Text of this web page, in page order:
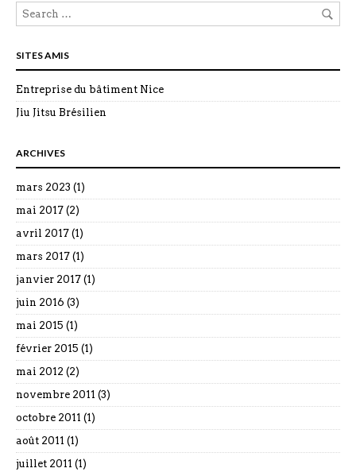
SITES AMIS
Entreprise du bâtiment Nice
Jiu Jitsu Brésilien
ARCHIVES
mars 2023 (1)
mai 2017 (2)
avril 2017 (1)
mars 2017 (1)
janvier 2017 (1)
juin 2016 (3)
mai 2015 (1)
février 2015 (1)
mai 2012 (2)
novembre 2011 (3)
octobre 2011 (1)
août 2011 (1)
juillet 2011 (1)